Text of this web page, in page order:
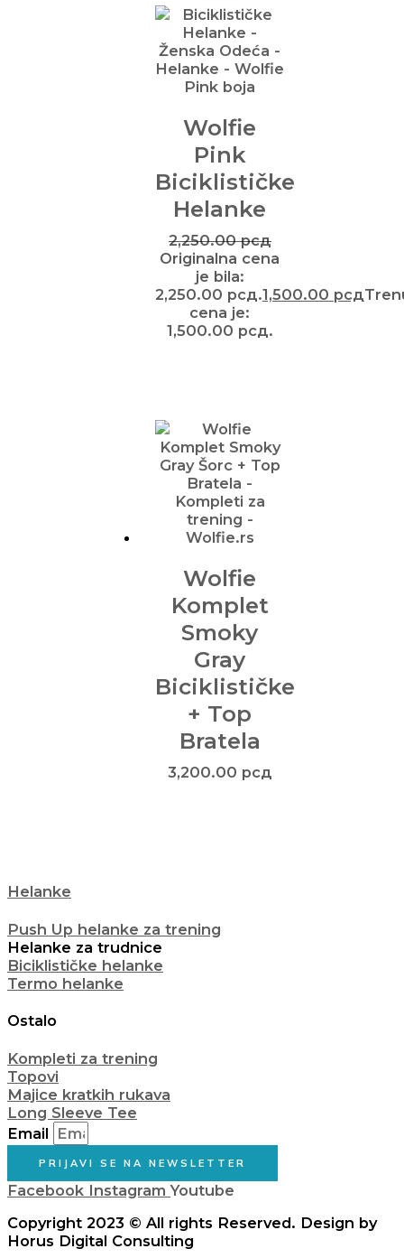
Wolfie
Pink
Biciklističke
Helanke
2,250.00рсд
Originalna cena
je bila:
2,250.00 рсд.1,500.00 рсд
cena je:
1,500.00 рсд.
Wolfie
Komplet
Smoky
Gray
Biciklističke
+ Top
Bratela
3,200.00 рсд
Helanke
Push Up helanke za trening
Helanke za trudnice
Biciklističke helanke
Termo helanke
Ostalo
Kompleti za trening
Topovi
Majice kratkih rukava
Long Sleeve Tee
Email
PRIJAVI SE NA NEWSLETTER
Facebook Instagram Youtube
Copyright 2023 © All rights Reserved. Design by
Horus Digital Consulting